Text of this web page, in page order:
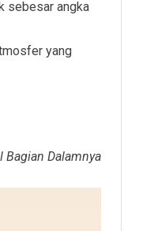
sebesar angka
yang
Bagian Dalamnya